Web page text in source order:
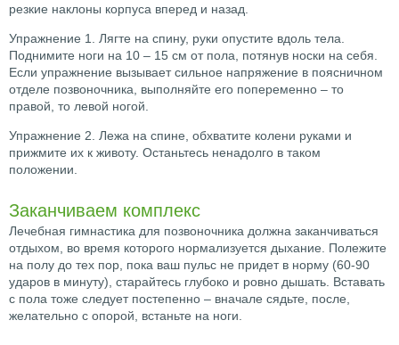
резкие наклоны корпуса вперед и назад.
Упражнение 1. Лягте на спину, руки опустите вдоль тела.
Поднимите ноги на 10 – 15 см от пола, потянув носки на себя.
Если упражнение вызывает сильное напряжение в поясничном
отделе позвоночника, выполняйте его попеременно – то
правой, то левой ногой.
Упражнение 2. Лежа на спине, обхватите колени руками и
прижмите их к животу. Останьтесь ненадолго в таком
положении.
Заканчиваем комплекс
Лечебная гимнастика для позвоночника должна заканчиваться
отдыхом, во время которого нормализуется дыхание. Полежите
на полу до тех пор, пока ваш пульс не придет в норму (60-90
ударов в минуту), старайтесь глубоко и ровно дышать. Вставать
с пола тоже следует постепенно – вначале сядьте, после,
желательно с опорой, встаньте на ноги.